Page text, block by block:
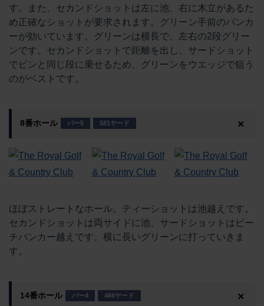
す。また、セカンドショットは左に池、右に木立があるた
め正確なショットが要求されます。グリーン手前のバンカ
ーが効いています。グリーンは横長で、左右の2段グリー
ンです。セカンドショットで距離を出し、サードショット
でピンと同じ段に乗せるため、グリーンをウエッジで狙う
のがベストです。
8番ホール パー5 581ヤード
ほぼストレートなホール。ティーショットは池越えです。
セカンドショットは両サイドに池、サードショットはビー
チバンカー越えです。横に長いグリーンに打っていきま
す。
14番ホール パー4 466ヤード